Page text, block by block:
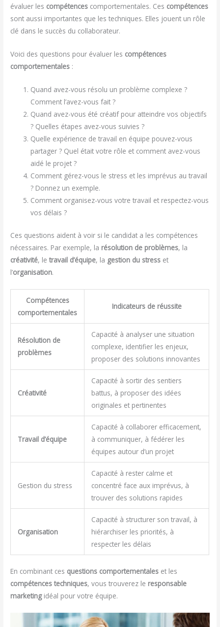
évaluer les compétences comportementales. Ces compétences
sont aussi importantes que les techniques. Elles jouent un rôle
clé dans le succès du collaborateur.
Voici des questions pour évaluer les compétences
comportementales :
Quand avez-vous résolu un problème complexe ?
Comment l’avez-vous fait ?
Quand avez-vous été créatif pour atteindre vos objectifs
? Quelles étapes avez-vous suivies ?
Quelle expérience de travail en équipe pouvez-vous
partager ? Quel était votre rôle et comment avez-vous
aidé le projet ?
Comment gérez-vous le stress et les imprévus au travail
? Donnez un exemple.
Comment organisez-vous votre travail et respectez-vous
vos délais ?
Ces questions aident à voir si le candidat a les compétences
nécessaires. Par exemple, la résolution de problèmes, la
créativité, letravail d’équipe, la gestion du stress et
l’organisation.
Compétences
comportementales
Indicateurs de réussite
Résolution de
problèmes
Capacité à analyser une situation
complexe, identifier les enjeux,
proposer des solutions innovantes
Créativité
Capacité à sortir des sentiers
battus, à proposer des idées
originales et pertinentes
Travail d’équipe
Capacité à collaborer efficacement,
à communiquer, à fédérer les
équipes autour d’un projet
Gestion du stress
Capacité à rester calme et
concentré face aux imprévus, à
trouver des solutions rapides
Organisation
Capacité à structurer son travail, à
hiérarchiser les priorités, à
respecter les délais
En combinant ces questions comportementales et les
compétences techniques, vous trouverez le responsable
marketingidéal pour votre équipe.